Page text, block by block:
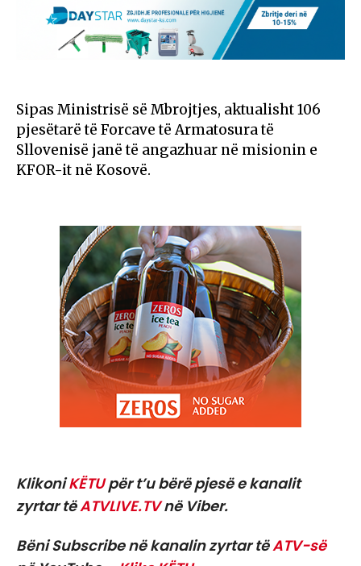
Sipas Ministrisë së Mbrojtjes, aktualisht 106
pjesëtarë të Forcave të Armatosura të
Sllovenisë janë të angazhuar në misionin e
KFOR-it në Kosovë.
KlikoniKËTUpër t’u bërë pjesë e kanalit
zyrtar tëATVLIVE.TVnë Viber.
Bëni Subscribe në kanalin zyrtar tëATV-së